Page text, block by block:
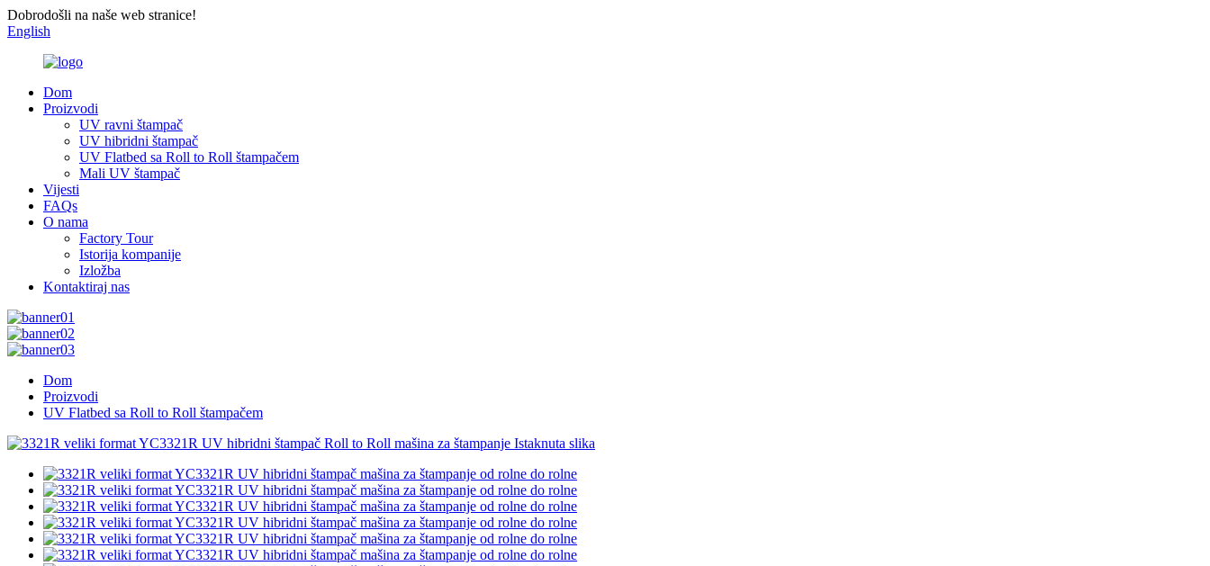
Dobrodošli na naše web stranice!
English
Dom
Proizvodi
UV ravni štampač
UV hibridni štampač
UV Flatbed sa Roll to Roll štampačem
Mali UV štampač
Vijesti
FAQs
O nama
Factory Tour
Istorija kompanije
Izložba
Kontaktiraj nas
Dom
Proizvodi
UV Flatbed sa Roll to Roll štampačem